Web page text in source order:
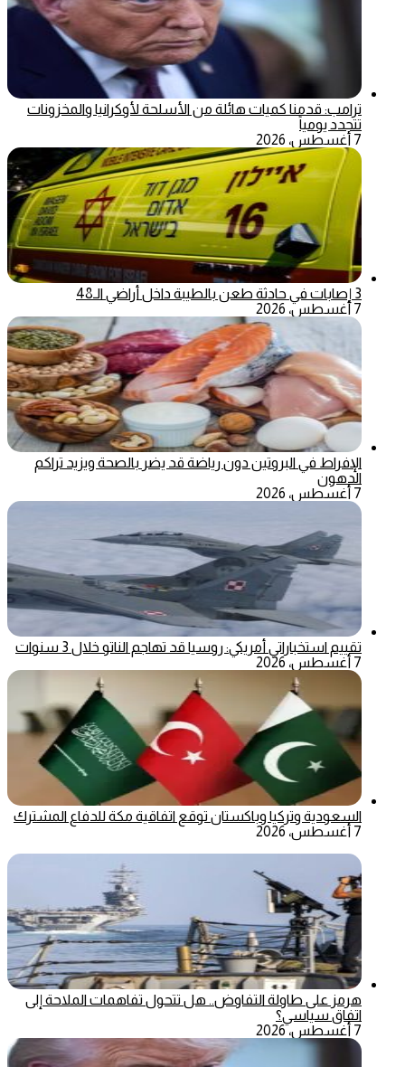
ترامب: قدمنا كميات هائلة من الأسلحة لأوكرانيا والمخزونات
تتجدد يومياً
7 أغسطس، 2026
3 إصابات في حادثة طعن بالطيبة داخل أراضي الـ48
7 أغسطس، 2026
الإفراط في البروتين دون رياضة قد يضر بالصحة ويزيد تراكم
الدهون
7 أغسطس، 2026
تقييم استخباراتي أمريكي: روسيا قد تهاجم الناتو خلال 3 سنوات
7 أغسطس، 2026
السعودية وتركيا وباكستان توقع اتفاقية مكة للدفاع المشترك
7 أغسطس، 2026
هرمز على طاولة التفاوض.. هل تتحول تفاهمات الملاحة إلى
اتفاق سياسي؟
7 أغسطس، 2026